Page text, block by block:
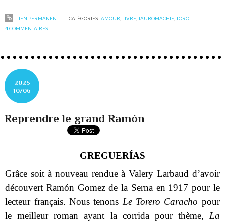
LIEN PERMANENT CATÉGORIES :AMOUR LIVRE,TAUROMACHIE,TORO!
4COMMENTAIRES
2025
10/06
Reprendre le grand Ramón
GREGUERÍAS
Grâce soit à nouveau rendue à Valery Larbaud d’avoir
découvert Ramón Gomez de la Serna en 1917 pour le
lecteur français. Nous tenons Le Torero Caracho pour
le meilleur roman ayant la corrida pour thème, La